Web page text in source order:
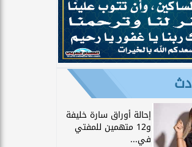
إحالة أوراق سارة خليفة
و12 متهمين للمفتي
في...